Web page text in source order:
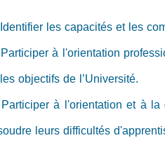
les capacités et les
à l'orientation
objectifs de l’Université.
à l'orientation et à
leurs difficultés